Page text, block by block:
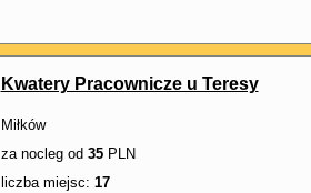
Kwatery Pracownicze u Teresy
Miłków
za nocleg od 35PLN
liczba miejsc: 17